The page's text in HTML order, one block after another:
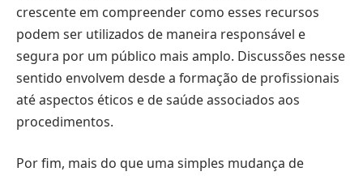
crescente em compreender como esses recursos
podem ser utilizados de maneira responsável e
segura por um público mais amplo. Discussões nesse
sentido envolvem desde a formação de profissionais
até aspectos éticos e de saúde associados aos
procedimentos.
Por fim, mais do que uma simples mudança de